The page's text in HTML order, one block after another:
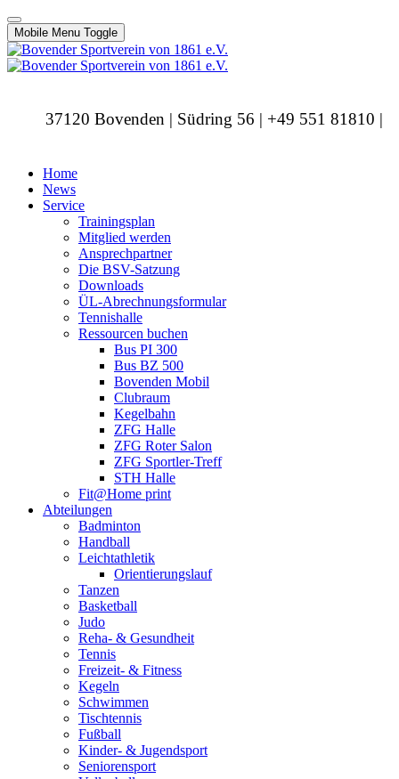
Mobile Menu Toggle
37120 Bovenden | Südring 56 | +49 551 81810 |
Home
News
Service
Trainingsplan
Mitglied werden
Ansprechpartner
Die BSV-Satzung
Downloads
ÜL-Abrechnungsformular
Tennishalle
Ressourcen buchen
Bus PI 300
Bus BZ 500
Bovenden Mobil
Clubraum
Kegelbahn
ZFG Halle
ZFG Roter Salon
ZFG Sportler-Treff
STH Halle
Fit@Home print
Abteilungen
Badminton
Handball
Leichtathletik
Orientierungslauf
Tanzen
Basketball
Judo
Reha- & Gesundheit
Tennis
Freizeit- & Fitness
Kegeln
Schwimmen
Tischtennis
Fußball
Kinder- & Jugendsport
Seniorensport